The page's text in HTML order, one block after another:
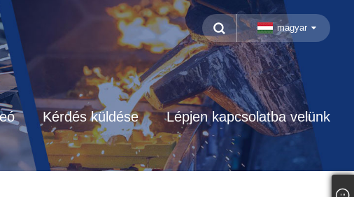
magyar
Kérdés küldése Lépjen kapcsolatba velünk